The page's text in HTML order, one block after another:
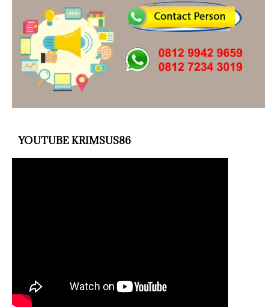
YOUTUBE KRIMSUS86